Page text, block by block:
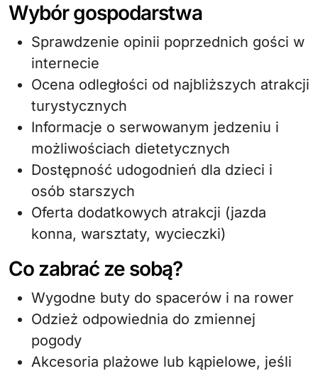
Wybór gospodarstwa
Sprawdzenie opinii poprzednich gości w
internecie
Ocena odległości od najbliższych atrakcji
turystycznych
Informacje o serwowanym jedzeniu i
możliwościach dietetycznych
Dostępność udogodnień dla dzieci i
osób starszych
Oferta dodatkowych atrakcji (jazda
konna, warsztaty, wycieczki)
Co zabrać ze sobą?
Wygodne buty do spacerów i na rower
Odzież odpowiednia do zmiennej
pogody
Akcesoria plażowe lub kąpielowe, jeśli